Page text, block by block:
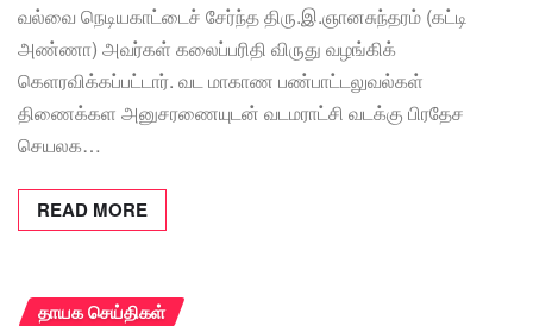
வல்வை நெடியகாட்டைச் சேர்ந்த திரு.இ.ஞானசுந்தரம் (கட்டி
அண்ணா) அவர்கள் கலைப்பரிதி விருது வழங்கிக்
கெளரவிக்கப்பட்டார். வட மாகாண பண்பாட்டலுவல்கள்
திணைக்கள அனுசரணையுடன் வடமராட்சி வடக்கு பிரதேச
செயலக…
READ MORE
தாயக செய்திகள்